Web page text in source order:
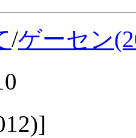
/ゲーセン